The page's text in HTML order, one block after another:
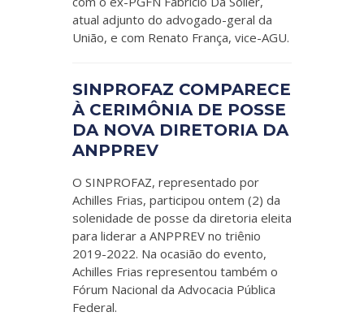
atual adjunto do advogado-geral da
União, e com Renato França, vice-AGU.
SINPROFAZ COMPARECE
À CERIMÔNIA DE POSSE
DA NOVA DIRETORIA DA
ANPPREV
O SINPROFAZ, representado por
Achilles Frias, participou ontem (2) da
solenidade de posse da diretoria eleita
para liderar a ANPPREV no triênio
2019-2022. Na ocasião do evento,
Achilles Frias representou também o
Fórum Nacional da Advocacia Pública
Federal.